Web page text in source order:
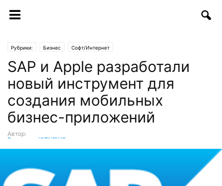
Рубрики: Бизнес Софт/Интернет
SAP и Apple разработали
новый инструмент для
создания мобильных
бизнес-приложений
Автор:
Редакция ICTNEWS